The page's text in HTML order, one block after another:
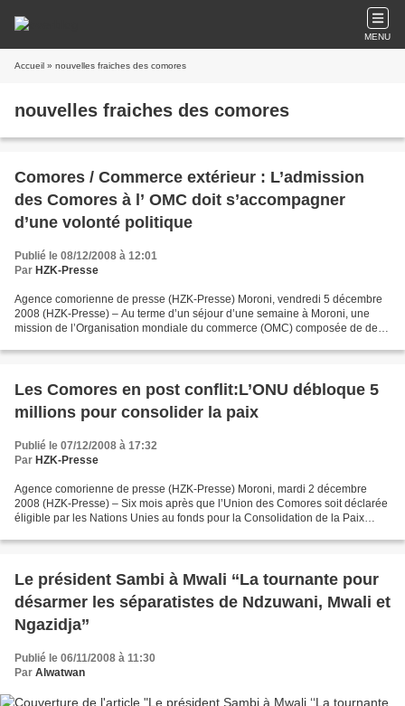
MENU
Accueil » nouvelles fraiches des comores
nouvelles fraiches des comores
Comores / Commerce extérieur : L’admission
des Comores à l’ OMC doit s’accompagner
d’une volonté politique
Publié le 08/12/2008 à 12:01
Par HZK-Presse
Agence comorienne de presse (HZK-Presse) Moroni, vendredi 5 décembre
2008 (HZK-Presse) – Au terme d’un séjour d’une semaine à Moroni, une
mission de l’Organisation mondiale du commerce (OMC) composée de deux
Les Comores en post conflit:L’ONU débloque 5
millions pour consolider la paix
Publié le 07/12/2008 à 17:32
Par HZK-Presse
Agence comorienne de presse (HZK-Presse) Moroni, mardi 2 décembre
2008 (HZK-Presse) – Six mois après que l’Union des Comores soit déclarée
éligible par les Nations Unies au fonds pour la Consolidation de la Paix
Le président Sambi à Mwali ‘‘La tournante pour
désarmer les séparatistes de Ndzuwani, Mwali et
Ngazidja’’
Publié le 06/11/2008 à 11:30
Par Alwatwan